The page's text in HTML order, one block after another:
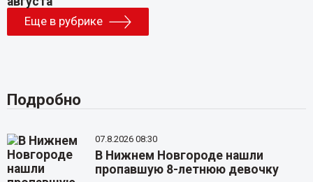
Еще в рубрике
Подробно
07.8.2026 08:30
В Нижнем Новгороде нашли
пропавшую 8-летнюю девочку